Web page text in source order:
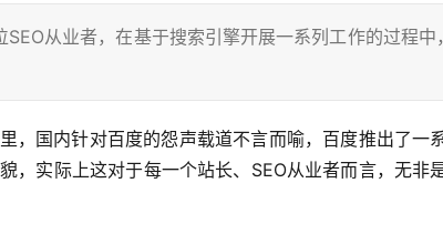
从业者，在基于搜索引擎开展一系列工作的过程中，
，国内针对百度的怨声载道不言而喻，百度推出了一
，实际上这对于每一个站长、SEO从业者而言，无非